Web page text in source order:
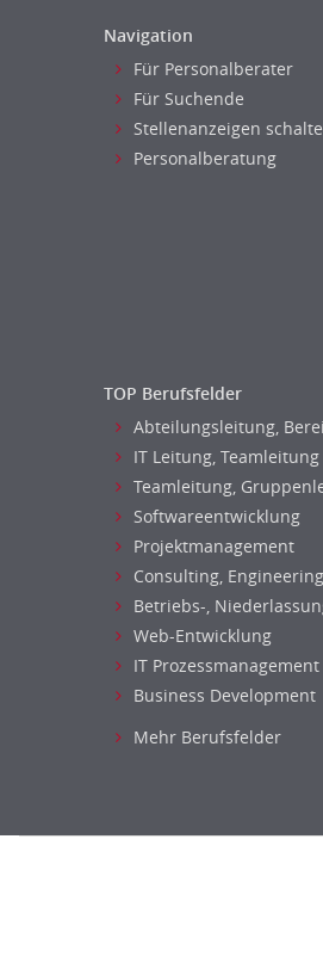
Navigation
Für Personalberater
Für Suchende
Stellenanzeigen
Personalberatung
TOP Berufsfelder
Abteilungsleitung,
IT Leitung, Teamleitung
Teamleitung,
Softwareentwicklung
Projektmanagement
Consulting, Engineering
Betriebs-,
Web-Entwicklung
IT Prozessmanagement
Business Development
Mehr Berufsfelder